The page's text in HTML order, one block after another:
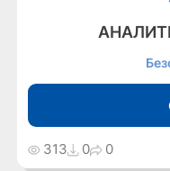
313 0 0